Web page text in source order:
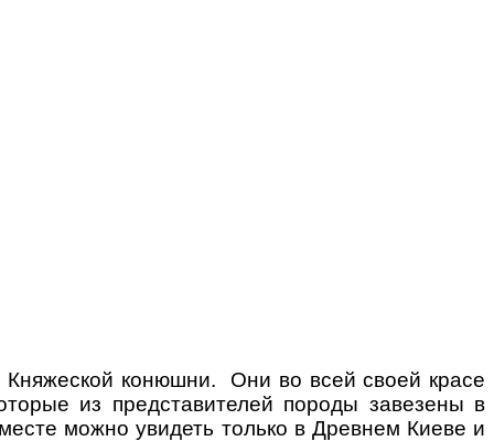
Княжеской конюшни. Они во всей своей красе
из представителей породы завезены в
можно увидеть только в Древнем Киеве и